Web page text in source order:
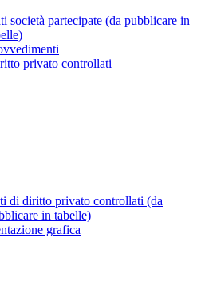
società partecipate (da pubblicare in
privato controllati
di diritto privato controllati (da
in tabelle)
grafica